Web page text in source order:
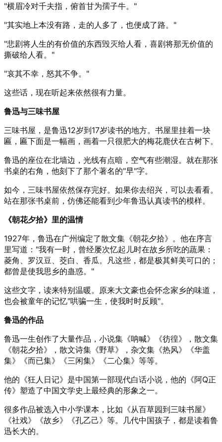
"横眉冷对千夫指，俯首甘为孺子牛。"
"其实地上本没有路，走的人多了，也便成了路。"
"悲剧将人生的有价值的东西毁灭给人看，喜剧将那无价值的
撕破给人看。"
"哀其不幸，怒其不争。"
这些话，现在听起来依然很有力量。
鲁迅与三味书屋
三味书屋，是鲁迅12岁到17岁读书的地方。书屋里挂着一块
匾，匾下面是一幅画，画着一只很肥大的梅花鹿伏在古树下。
鲁迅的座位在北墙边，光线有点暗，空气有些潮湿。就在那张
书桌的右角，他刻下了那个著名的"早"字。
如今，三味书屋依然保存完好。如果你去绍兴，可以去看看。
站在那张书桌前，仿佛还能看到少年鲁迅认真读书的模样。
《朝花夕拾》里的温情
1927年，鲁迅在广州编定了散文集《朝花夕拾》。他在序言
里写道："我有一时，曾经屡次忆起儿时在故乡所吃的蔬果：
菱角、罗汉豆、茭白、香瓜。凡这些，都是极其鲜美可口的；
都曾是使我思乡的蛊惑。"
这些文字，读来特别温暖。原来大文豪也会怀念家乡的味道，
也会被童年的记忆"哄骗一生，使我时时反顾"。
鲁迅的作品
鲁迅一生创作了大量作品，小说集《呐喊》《彷徨》，散文集
《朝花夕拾》，散文诗集《野草》，杂文集《热风》《华盖
集》《而已集》《三闲集》《二心集》等等。
他的《狂人日记》是中国第一部现代白话小说，他的《阿Q正
传》塑造了中国文学史上最经典的形象之一。
很多作品被选入中小学课本，比如《从百草园到三味书屋》
《社戏》《故乡》《孔乙己》等。几代中国孩子，都是读着鲁
迅长大的。